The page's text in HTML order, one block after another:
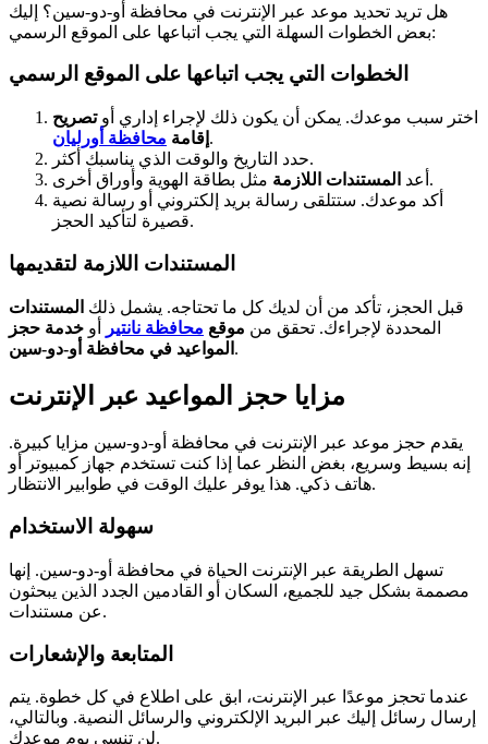
هل تريد تحديد موعد عبر الإنترنت في محافظة أو-دو-سين؟ إليك
بعض الخطوات السهلة التي يجب اتباعها على الموقع الرسمي:
الخطوات التي يجب اتباعها على الموقع الرسمي
اختر سبب موعدك. يمكن أن يكون ذلك لإجراء إداري أوتصريح
إقامة محافظة أورليان
.
حدد التاريخ والوقت الذي يناسبك أكثر.
أعد المستندات اللازمة
مثل بطاقة الهوية وأوراق أخرى.
أكد موعدك. ستتلقى رسالة بريد إلكتروني أو رسالة نصية
قصيرة لتأكيد الحجز.
المستندات اللازمة لتقديمها
قبل الحجز، تأكد من أن لديك كل ما تحتاجه. يشمل ذلك المستندات
المحددة لإجراءك. تحقق من موقع محافظة نانتير أو خدمة حجز
المواعيد في محافظة أو-دو-سين .
مزايا حجز المواعيد عبر الإنترنت
يقدم حجز موعد عبر الإنترنت في محافظة أو-دو-سين مزايا كبيرة.
إنه بسيط وسريع، بغض النظر عما إذا كنت تستخدم جهاز كمبيوتر أو
هاتف ذكي. هذا يوفر عليك الوقت في طوابير الانتظار.
سهولة الاستخدام
تسهل الطريقة عبر الإنترنت الحياة في محافظة أو-دو-سين. إنها
مصممة بشكل جيد للجميع، السكان أو القادمين الجدد الذين يبحثون
عن مستندات.
المتابعة والإشعارات
عندما تحجز موعدًا عبر الإنترنت، ابق على اطلاع في كل خطوة. يتم
إرسال رسائل إليك عبر البريد الإلكتروني والرسائل النصية. وبالتالي،
لن تنسى يوم موعدك.